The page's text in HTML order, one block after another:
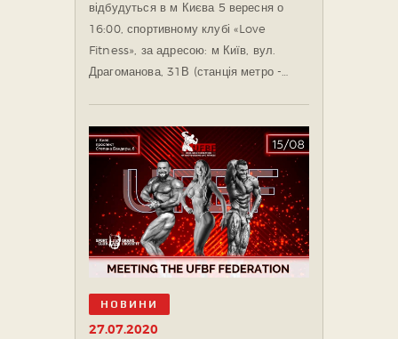
відбудуться в м Києва 5 вересня о
16:00, спортивному клубі «Love
Fitness», за адресою: м Київ, вул.
Драгоманова, 31В (станція метро -…
НОВИНИ
27.07.2020